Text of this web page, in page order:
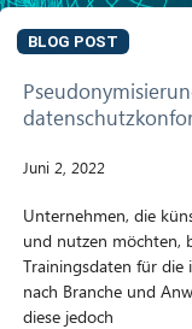
BLOG POST
Juni 2, 2022
Unternehmen, die
und nutzen möchten,
Trainingsdaten für die
nach Branche und
diese jedoch